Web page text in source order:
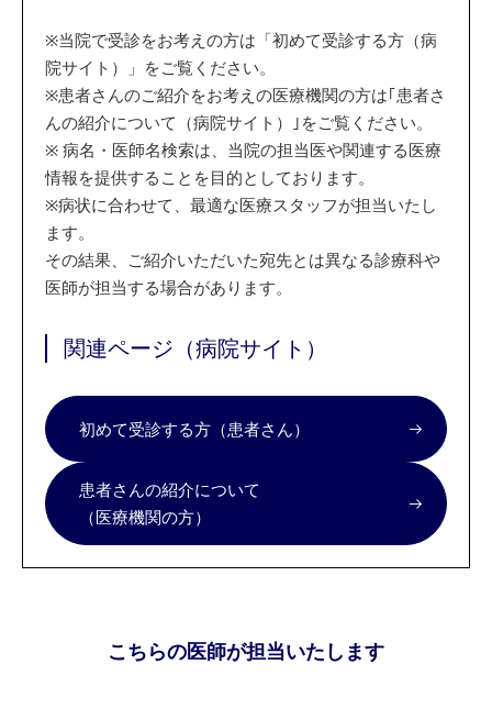
※当院で受診をお考えの方は「初めて受診する方（病
院サイト）」をご覧ください。
※患者さんのご紹介をお考えの医療機関の方は｢患者さ
んの紹介について（病院サイト）｣をご覧ください。
※ 病名・医師名検索は、当院の担当医や関連する医療
情報を提供することを目的としております。
※病状に合わせて、最適な医療スタッフが担当いたし
ます。
その結果、ご紹介いただいた宛先とは異なる診療科や
医師が担当する場合があります。
関連ページ（病院サイト）
初めて受診する方（患者さん）
患者さんの紹介について
（医療機関の方）
こちらの医師が担当いたします